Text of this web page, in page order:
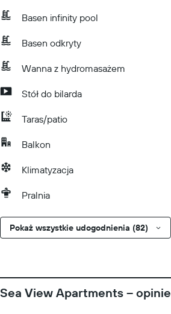
Basen infinity pool
Basen odkryty
Wanna z hydromasażem
Stół do bilarda
Taras/patio
Balkon
Klimatyzacja
Pralnia
Pokaż wszystkie udogodnienia (82)
Sea View Apartments – opinie